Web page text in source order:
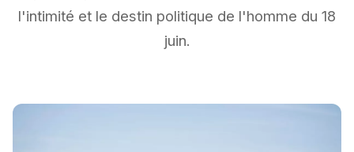
l'intimité et le destin politique de l'homme du 18
juin.